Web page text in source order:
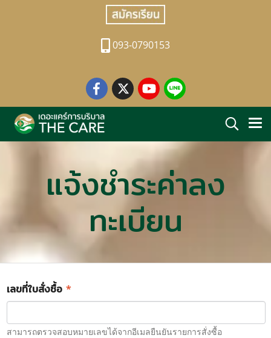
093-0790153
แจ้งชำระค่าลง
ทะเบียน
เลขที่ใบสั่งซื้อ *
สามารถตรวจสอบหมายเลขได้จากอีเมลยืนยันรายการสั่งซื้อ